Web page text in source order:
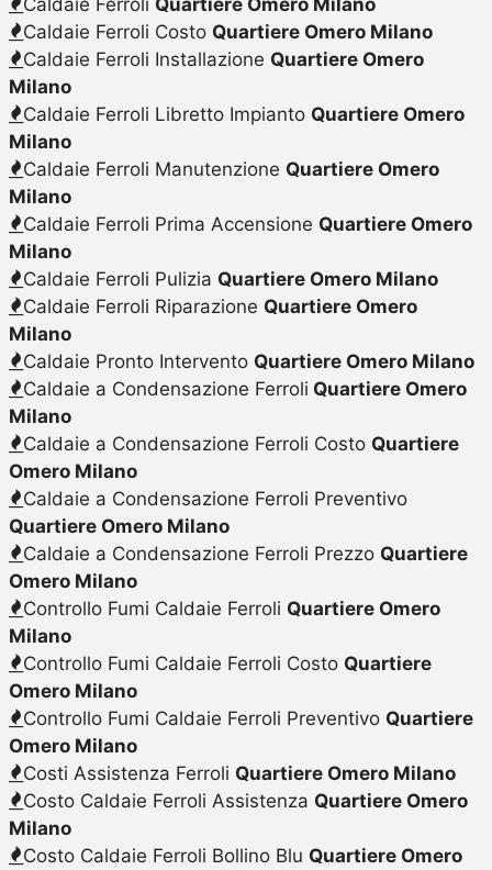
Caldaie Ferroli Costo Quartiere Omero Milano
Caldaie Ferroli Installazione Quartiere Omero
Milano
Caldaie Ferroli Libretto Impianto Quartiere Omero
Milano
Caldaie Ferroli Manutenzione Quartiere Omero
Milano
Caldaie Ferroli Prima Accensione Quartiere Omero
Milano
Caldaie Ferroli Pulizia Quartiere Omero Milano
Caldaie Ferroli Riparazione Quartiere Omero
Milano
Caldaie Pronto Intervento Quartiere Omero Milano
Caldaie a Condensazione Ferroli Quartiere Omero
Milano
Caldaie a Condensazione Ferroli Costo Quartiere
Omero Milano
Caldaie a Condensazione Ferroli Preventivo
Quartiere Omero Milano
Caldaie a Condensazione Ferroli Prezzo Quartiere
Omero Milano
Controllo Fumi Caldaie Ferroli Quartiere Omero
Milano
Controllo Fumi Caldaie Ferroli Costo Quartiere
Omero Milano
Controllo Fumi Caldaie Ferroli Preventivo Quartiere
Omero Milano
Costi Assistenza Ferroli Quartiere Omero Milano
Costo Caldaie Ferroli Assistenza Quartiere Omero
Milano
Costo Caldaie Ferroli Bollino Blu Quartiere Omero